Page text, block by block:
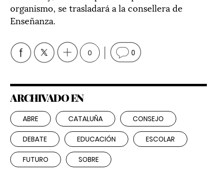
organismo, se trasladará a la consellera de
Enseñanza.
0 0
ARCHIVADO EN
ABRE CATALUÑA CONSEJO
DEBATE EDUCACIÓN ESCOLAR
FUTURO SOBRE